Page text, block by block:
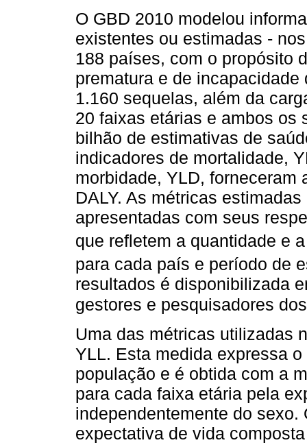
O GBD 2010 modelou
existentes ou estimadas -
188 países, com o propósito
prematura e de
1.160 sequelas, além da
20 faixas etárias e ambos os
bilhão de estimativas de
indicadores de mortalidade,
morbidade, YLD, forneceram
DALY. As métricas
apresentadas com seus
que refletem a quantidade e
para cada país e período de
resultados é disponibilizada
gestores e pesquisadores
Uma das métricas utilizadas
YLL. Esta medida expressa
população e é obtida com a
para cada faixa etária pela
independentemente do
expectativa de vida